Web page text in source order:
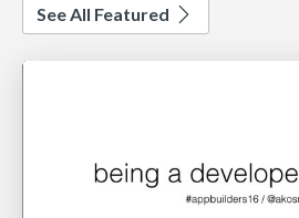
See All Featured